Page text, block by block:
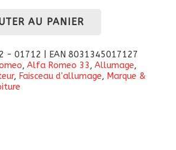
AU PANIER
- 01712 | EAN 8031345017127
, Alfa Romeo 33, Allumage,
, Faisceau d'allumage, Marque &